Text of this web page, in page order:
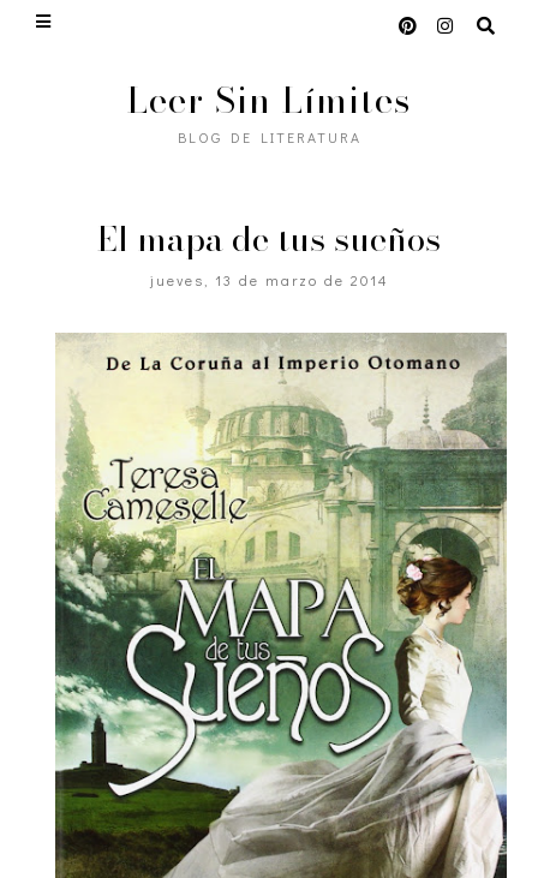
Leer Sin Límites
BLOG DE LITERATURA
El mapa de tus sueños
jueves, 13 de marzo de 2014